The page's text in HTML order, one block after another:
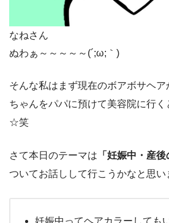
なねさん
ぬわぁ～～～～～(´;ω;｀)
そんな私はまず現在のボアボサヘア
ちゃんをパパに預けて美容院に行
☆笑
さて本日のテーマは 「妊娠中・産
ついてお話しして行こうかなと思い
妊娠中ってヘアカラーしても